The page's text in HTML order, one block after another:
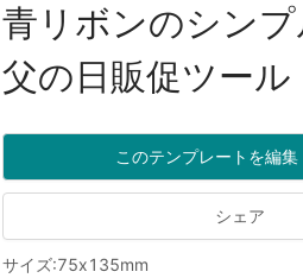
青リボンのシンプ
父の日販促ツール
このテンプレートを編集
シェア
サイズ:75x135mm